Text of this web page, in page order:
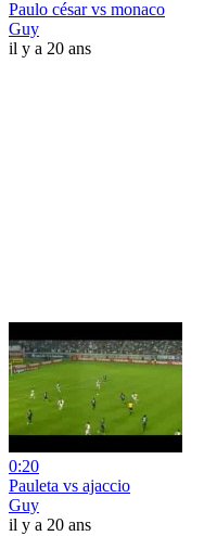
Paulo césar vs monaco
Guy
il y a 20 ans
0:20
Pauleta vs ajaccio
Guy
il y a 20 ans